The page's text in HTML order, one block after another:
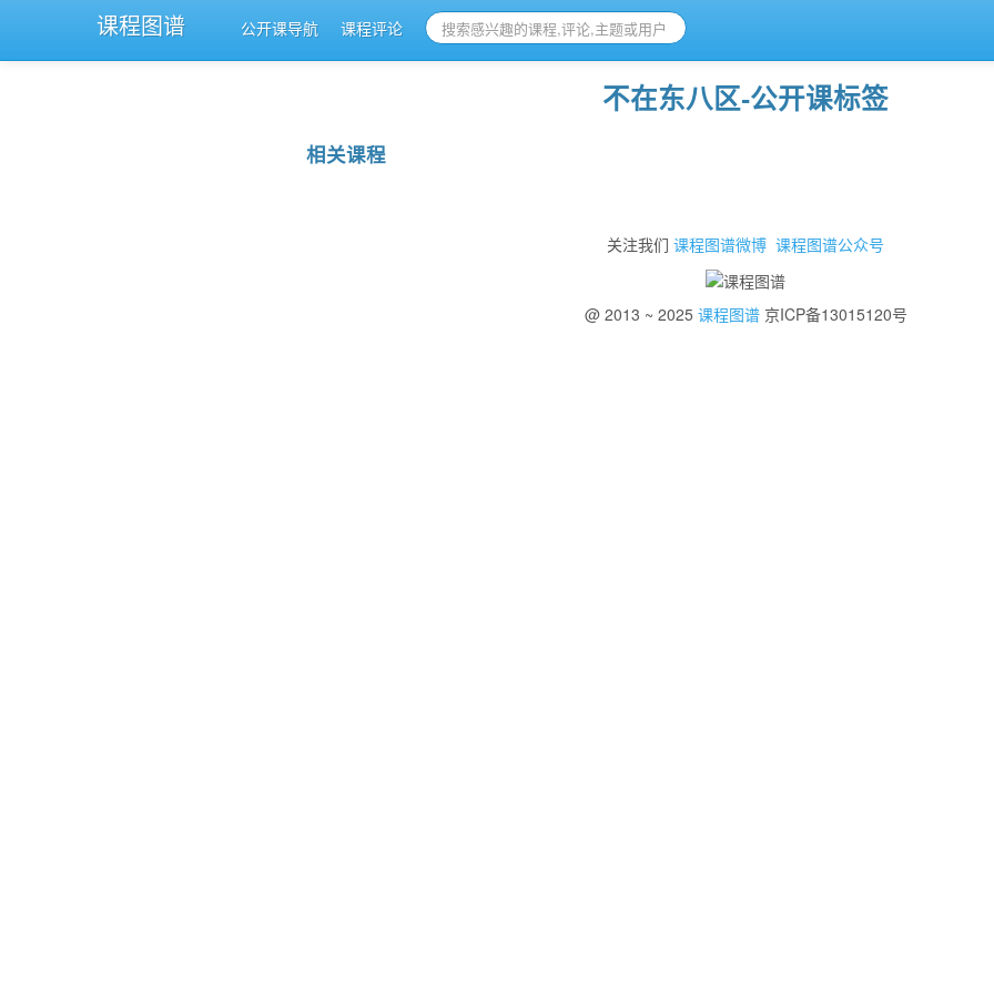
课程图谱 公开课导航 课程评论
不在东八区-公开课标签
相关课程
关注我们 课程图谱微博 课程图谱公众号
@ 2013 ~ 2025 课程图谱京ICP备13015120号